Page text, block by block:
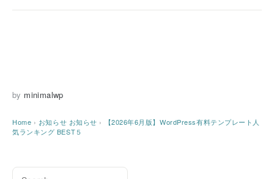
by minimalwp
Home › お知らせ お知らせ ›
【2026年6月版】WordPress有料テンプレート人
気ランキング BEST５